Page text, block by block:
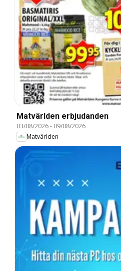
Matvärlden erbjudanden
03/08/2026- 09/08/2026
Matvärlden